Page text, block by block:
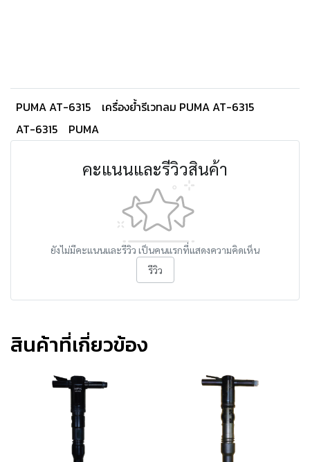
PUMA AT-6315
เครื่องย้ำรีเวทลม PUMA AT-6315
AT-6315
PUMA
คะแนนและรีวิวสินค้า
ยังไม่มีคะแนนและรีวิว เป็นคนแรกที่แสดงความคิดเห็น
รีวิว
สินค้าที่เกี่ยวข้อง